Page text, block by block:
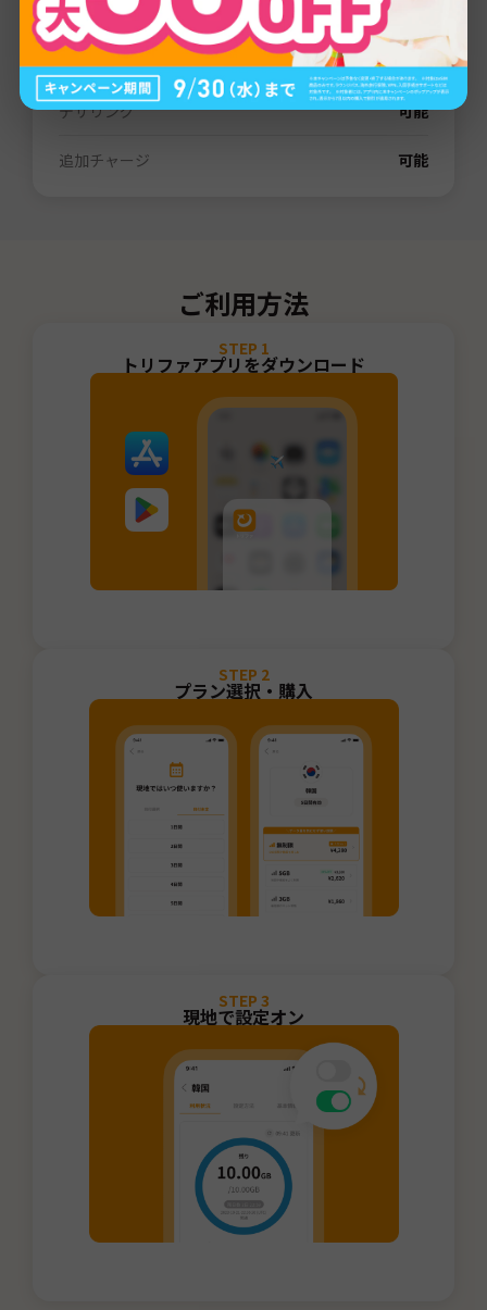
有効期間 3日間 7日間 / 15日間/31日間 /60日間
電話番号（SMS） なし
デザリング 可能
追加チャージ 可能
ご利用方法
STEP 1
トリファアプリをダウンロード
STEP 2
プラン選択・購入
STEP 3
現地で設定オン